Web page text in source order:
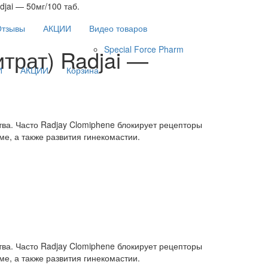
АКЦИИ
Видео товаров
Special Force Pharm
АКЦИИ Корзина
— 50мг/100 таб.
Radjai —
Часто Radjay Clomiphene блокирует рецепторы
а также развития гинекомастии.
Часто Radjay Clomiphene блокирует рецепторы
а также развития гинекомастии.